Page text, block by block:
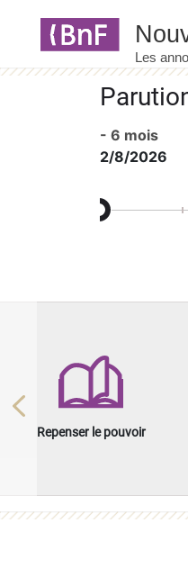
- 6 mois
2/8/2026
Repenser le pouvoir
Previous